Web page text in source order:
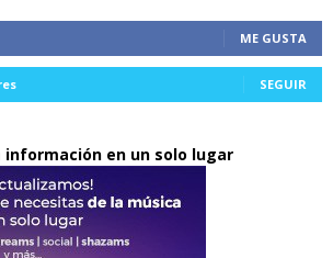
ME GUSTA
SEGUIR
información en un solo lugar